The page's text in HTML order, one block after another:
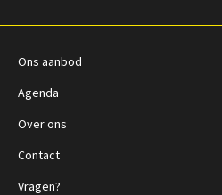
Ons aanbod
Agenda
Over ons
Contact
Vragen?